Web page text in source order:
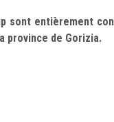
sont entièrement
province de Gorizia.